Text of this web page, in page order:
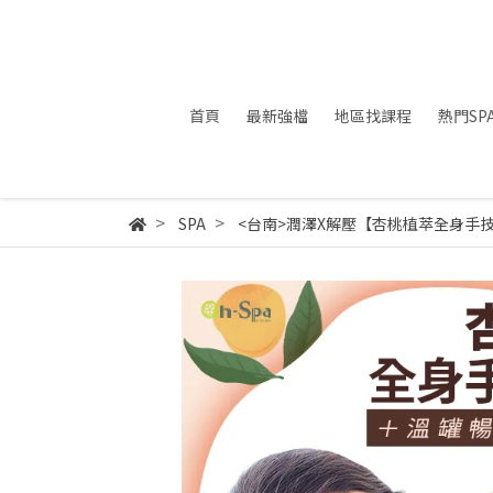
首頁 最新強檔 地區找課程 熱門
SPA <台南>潤澤X解壓【杏桃植萃全身手